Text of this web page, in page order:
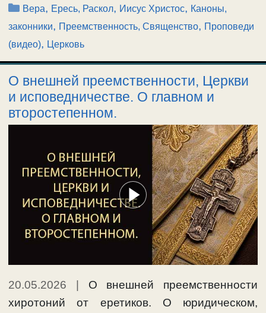
Рубрики
Вера, Ересь, Раскол, Иисус Христос, Каноны,
законники, Преемственность, Священство, Проповеди
(видео), Церковь
О внешней преемственности, Церкви
и исповедничестве. О главном и
второстепенном.
20.05.2026 | О внешней преемственности
хиротоний от еретиков. О юридическом,